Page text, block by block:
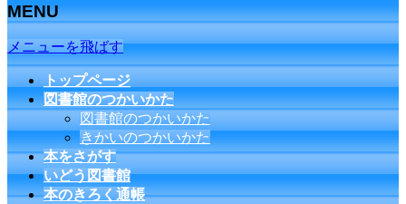
MENU
メニューを飛ばす
トップページ
図書館のつかいかた
図書館のつかいかた
きかいのつかいかた
本をさがす
いどう図書館
本のきろく通帳